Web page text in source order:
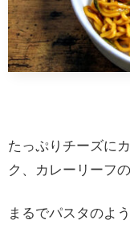
たっぷりチーズに
ク、カレーリーフ
まるでパスタのよ